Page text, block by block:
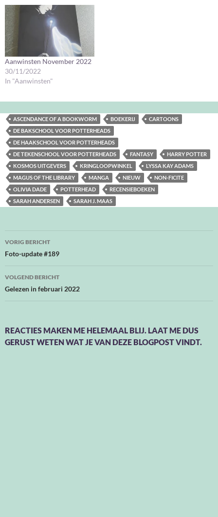
Aanwinsten November 2022
30/11/2022
In "Aanwinsten"
ASCENDANCE OF A BOOKWORM BOEKERIJ
CARTOONS
DE BAKSCHOOL VOOR POTTERHEADS
DE HAAKSCHOOL VOOR POTTERHEADS
DE TEKENSCHOOL VOOR POTTERHEADS
FANTASY
HARRY POTTER
KOSMOS UITGEVERS
KRINGLOOPWINKEL
LYSSA KAY ADAMS
MAGUS OF THE LIBRARY
MANGA NIEUW
NON-FICITE
OLIVIA DADE
POTTERHEAD
RECENSIEBOEKEN
SARAH ANDERSEN
SARAH J. MAAS
Bericht
navigatie
VORIG BERICHT
Foto-update #189
VOLGEND BERICHT
Gelezen in februari 2022
REACTIES MAKEN ME HELEMAAL BLIJ. LAAT ME DUS
GERUST WETEN WAT JE VAN DEZE BLOGPOST VINDT.